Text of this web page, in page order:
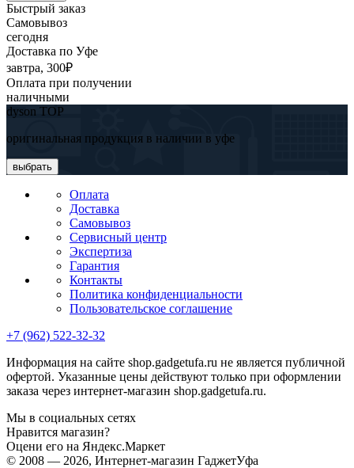
Быстрый заказ
Самовывоз
сегодня
Доставка по Уфе
завтра, 300₽
Оплата при получении
наличными
dyson TOP
оригинальная продукция в наличии в уфе
выбрать
Оплата
Доставка
Самовывоз
Сервисный центр
Экспертиза
Гарантия
Контакты
Политика конфиденциальности
Пользовательское соглашение
+7 (962) 522-32-32
Информация на сайте shop.gadgetufa.ru не является публичной
офертой. Указанные цены действуют только при оформлении
заказа через интернет-магазин shop.gadgetufa.ru.
Мы в социальных сетях
Нравится магазин?
Оцени его на Яндекс.Маркет
© 2008 — 2026, Интернет-магазин ГаджетУфа